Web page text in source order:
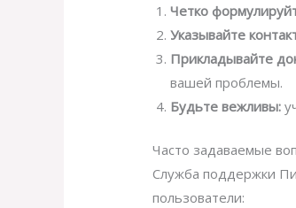
Четко
Указывайте
Прикладывайте
вашей проблемы.
Будьте вежливы:
Часто задаваемые
Служба поддержки
пользователи: